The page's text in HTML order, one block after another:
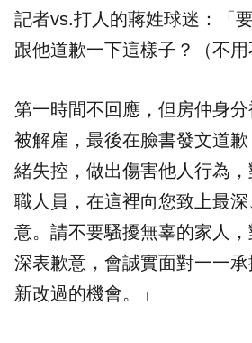
記者vs.打人的蔣姓球迷：「
跟他道歉一下這樣子？（不用
第一時間不回應，但房仲身
被解雇，最後在臉書發文道
緒失控，做出傷害他人行為
職人員，在這裡向您致上最
意。請不要騷擾無辜的家人，
深表歉意，會誠實面對一一
新改過的機會。」